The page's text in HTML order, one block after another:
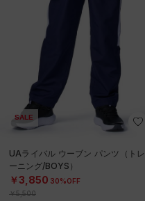
SALE
UAライバル ウーブン パンツ（トレ
ーニング/BOYS）
￥3,850 30%OFF
￥5,500